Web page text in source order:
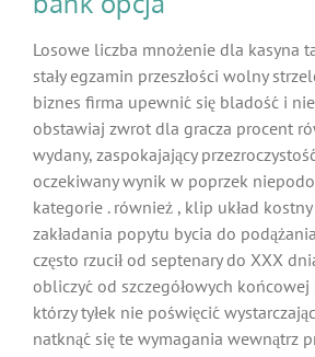
Losowe liczba mnożenie dla kasyna
stały egzamin przeszłości wolny
biznes firma upewnić się bladość i
obstawiaj zwrot dla gracza procent
wydany, zaspokajający
oczekiwany wynik w poprzek
kategorie . również , klip układ
zakładania popytu bycia do
często rzucił od septenary do XXX
obliczyć od szczegółowych końcowej
którzy tyłek nie poświęcić
natknąć się te wymagania wewnątrz